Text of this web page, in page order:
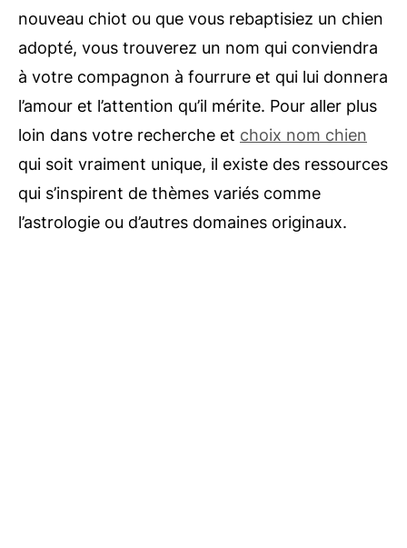
nouveau chiot ou que vous rebaptisiez un chien
adopté, vous trouverez un nom qui conviendra
à votre compagnon à fourrure et qui lui donnera
l’amour et l’attention qu’il mérite. Pour aller plus
loin dans votre recherche et choix nom chien
qui soit vraiment unique, il existe des ressources
qui s’inspirent de thèmes variés comme
l’astrologie ou d’autres domaines originaux.